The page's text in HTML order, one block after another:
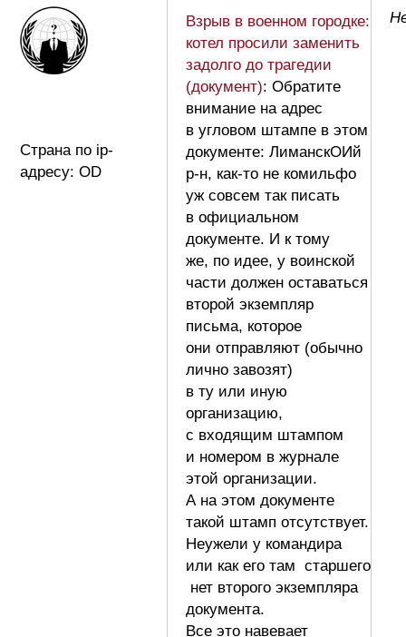
Страна по ip-
адресу: OD
Взрыв в военном городке:
котел просили заменить
задолго до трагедии
(документ): Обратите
внимание на адрес
в угловом штампе в этом
документе: ЛиманскОИй
р-н, как-то не комильфо
уж совсем так писать
в официальном
документе. И к тому
же, по идее, у воинской
части должен оставаться
второй экземпляр
письма, которое
они отправляют (обычно
лично завозят)
в ту или иную
организацию,
с входящим штампом
и номером в журнале
этой организации.
А на этом документе
такой штамп отсутствует.
Неужели у командира
или как его там старшего
нет второго экземпляра
документа.
Все это навевает